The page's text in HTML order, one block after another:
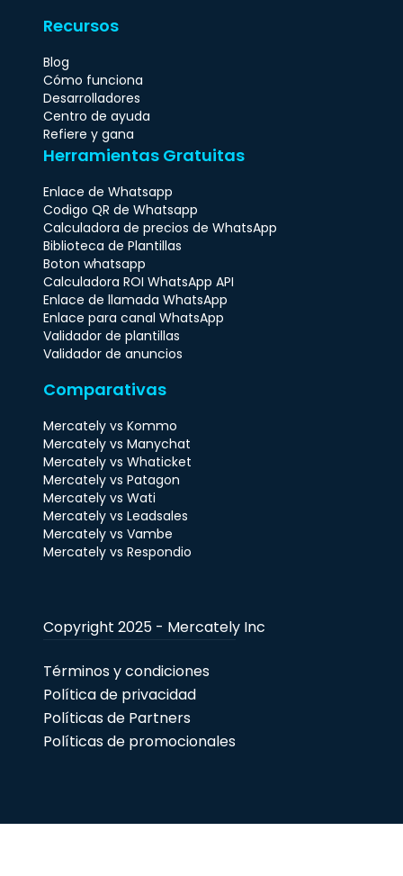
Recursos
Blog
Cómo funciona
Desarrolladores
Centro de ayuda
Refiere y gana
Herramientas Gratuitas
Enlace de Whatsapp
Codigo QR de Whatsapp
Calculadora de precios de WhatsApp
Biblioteca de Plantillas
Boton whatsapp
Calculadora ROI WhatsApp API
Enlace de llamada WhatsApp
Enlace para canal WhatsApp
Validador de plantillas
Validador de anuncios
Comparativas
Mercately vs Kommo
Mercately vs Manychat
Mercately vs Whaticket
Mercately vs Patagon
Mercately vs Wati
Mercately vs Leadsales
Mercately vs Vambe
Mercately vs Respondio
Copyright 2025 - Mercately Inc
Términos y condiciones
Política de privacidad
Políticas de Partners
Políticas de promocionales